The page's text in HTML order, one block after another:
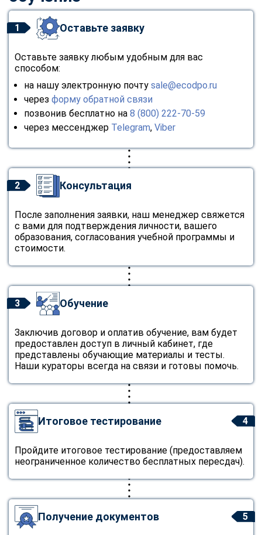
1 Оставьте заявку
Оставьте заявку любым удобным для вас
способом:
на нашу электронную почту sale@ecodpo.ru
через форму обратной связи
позвонив бесплатно на 8 (800) 222-70-59
через мессенджер Telegram, Viber
2 Консультация
После заполнения заявки, наш менеджер свяжется
с вами для подтверждения личности, вашего
образования, согласования учебной программы и
стоимости.
3 Обучение
Заключив договор и оплатив обучение, вам будет
предоставлен доступ в личный кабинет, где
представлены обучающие материалы и тесты.
Наши кураторы всегда на связи и готовы помочь.
4
Итоговое тестирование
Пройдите итоговое тестирование (предоставляем
неограниченное количество бесплатных пересдач).
5
Получение документов